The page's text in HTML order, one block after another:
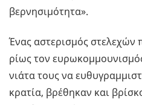
βερ­νη­σι­μό­τη­τα».
Ένας αστε­ρι­σμός
ρί­ως τον
νιάτα τους να
κρα­τία, βρέ­θη­καν και